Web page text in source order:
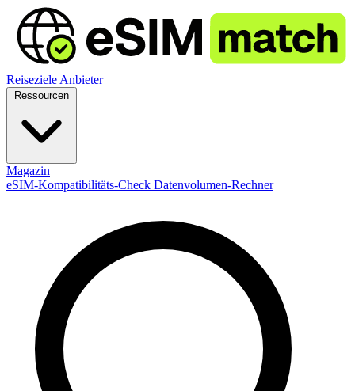
Reiseziele Anbieter
Magazin
eSIM-Kompatibilitäts-Check Datenvolumen-Rechner